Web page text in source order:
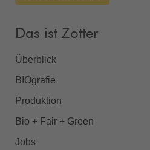
Das ist Zotter
Überblick
BIOgrafie
Produktion
Bio + Fair + Green
Jobs